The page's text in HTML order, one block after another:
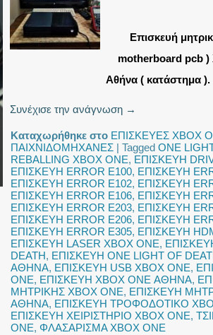
Επισκευή
motherboard pcb
Αθήνα ( κατάστημα ).
Συνέχισε την ανάγνωση →
Καταχωρήθηκε στο ΕΠΙΣΚΕΥΕΣ XBOX
ΠΑΙΧΝΙΔΟΜΗΧΑΝΕΣ |Tagged ONE
REBALLING XBOX ONE, ΕΠΙΣΚΕΥΗ
ΕΠΙΣΚΕΥΗ ERROR E100, ΕΠΙΣΚΕΥΗ
ΕΠΙΣΚΕΥΗ ERROR E102, ΕΠΙΣΚΕΥΗ
ΕΠΙΣΚΕΥΗ ERROR E106, ΕΠΙΣΚΕΥΗ
ΕΠΙΣΚΕΥΗ ERROR E203, ΕΠΙΣΚΕΥΗ
ΕΠΙΣΚΕΥΗ ERROR E206, ΕΠΙΣΚΕΥΗ
ΕΠΙΣΚΕΥΗ ERROR E305, ΕΠΙΣΚΕΥΗ
ΕΠΙΣΚΕΥΗ LASER XBOX ONE,
DEATH, ΕΠΙΣΚΕΥΗ ONE LIGHT OF
ΑΘΗΝΑ, ΕΠΙΣΚΕΥΗ USB XBOX ONE,
ONE, ΕΠΙΣΚΕΥΗ XBOX ONE ΑΘΗΝΑ,
ΜΗΤΡΙΚΗΣ XBOX ONE, ΕΠΙΣΚΕΥΗ
ΑΘΗΝΑ, ΕΠΙΣΚΕΥΗ ΤΡΟΦΟΔΟΤΙΚΟ
ΕΠΙΣΚΕΥΗ ΧΕΙΡΙΣΤΗΡΙΟ XBOX ONE,
ONE,ΦΛΑΣΑΡΙΣΜΑ XBOX ONE